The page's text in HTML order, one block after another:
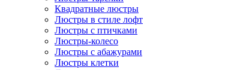
Квадратные люстры
Люстры в стиле лофт
Люстры с птичками
Люстры-колесо
Люстры с абажурами
Люстры клетки